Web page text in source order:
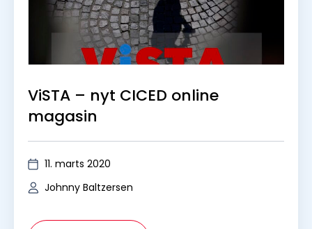
ViSTA – nyt CICED online
magasin
11. marts 2020
Johnny Baltzersen